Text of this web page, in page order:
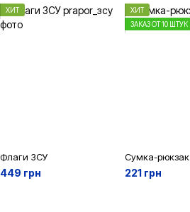
ХИТ
Флаги ЗСУ
449 грн
ХИТ
ЗАКАЗ ОТ 10 ШТУК
Сумка-рюкзак
221 грн